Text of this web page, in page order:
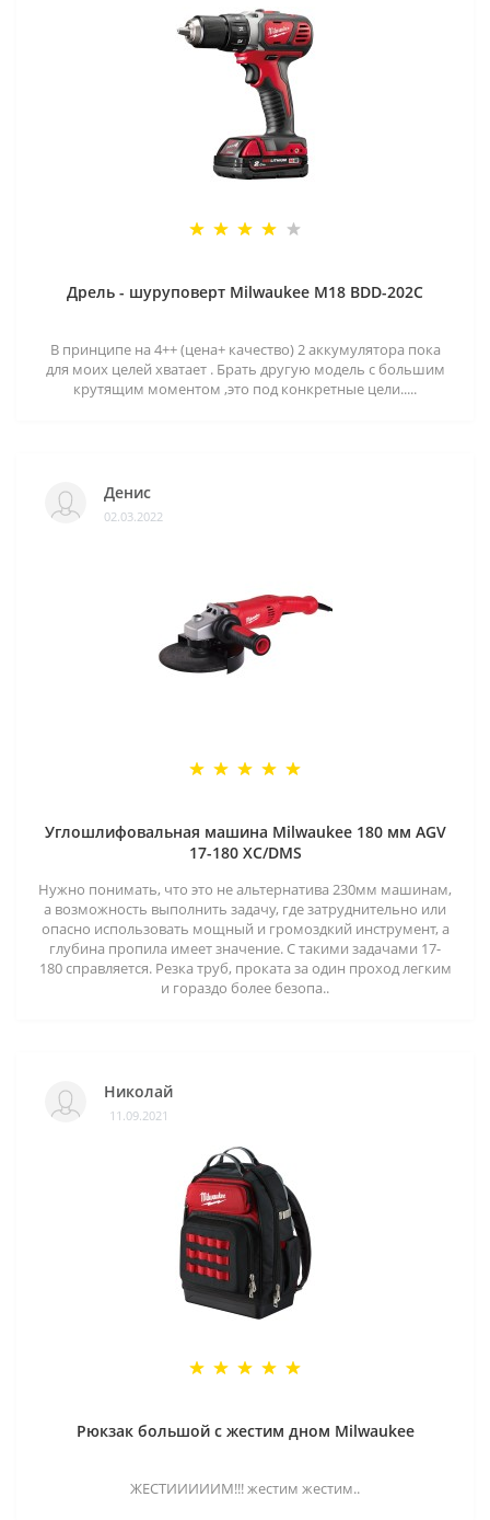
Дрель - шуруповерт Milwaukee M18 BDD-202C
В принципе на 4++ (цена+ качество) 2 аккумулятора пока
для моих целей хватает . Брать другую модель с большим
крутящим моментом ,это под конкретные цели.....
Денис
02.03.2022
Углошлифовальная машина Milwaukee 180 мм AGV
17-180 XC/DMS
Нужно понимать, что это не альтернатива 230мм машинам,
а возможность выполнить задачу, где затруднительно или
опасно использовать мощный и громоздкий инструмент, а
глубина пропила имеет значение. С такими задачами 17-
180 справляется. Резка труб, проката за один проход легким
и гораздо более безопа..
Николай
11.09.2021
Рюкзак большой с жестим дном Milwaukee
ЖЕСТИИИИИМ!!! жестим жестим..